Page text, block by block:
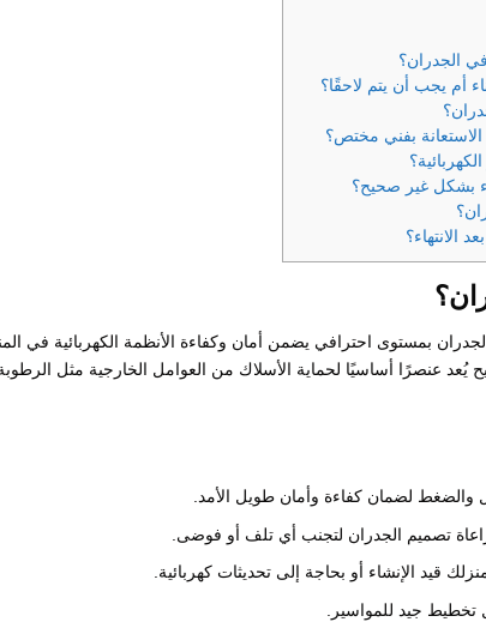
في الجدران؟
أم يجب أن يتم لاحقًا؟
بفني مختص؟
بشكل غير صحيح؟
الانتهاء؟
بمستوى احترافي يضمن أمان وكفاءة الأنظمة الكهربائية في
عنصرًا أساسيًا لحماية الأسلاك من العوامل الخارجية مثل
والضغط لضمان كفاءة وأمان طويل الأمد.
تصميم الجدران لتجنب أي تلف أو فوضى.
قيد الإنشاء أو بحاجة إلى تحديثات كهربائية.
جيد للمواسير.